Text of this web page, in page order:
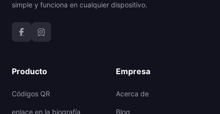
simple y funciona en cualquier dispositivo.
Producto
Códigos QR
enlace en la biografía
Empresa
Acerca de
Blog